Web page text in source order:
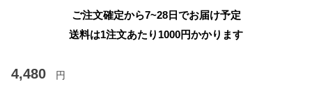
ご注文確定から7~28日でお届け予定
送料は1注文あたり 1000円かかります
4,480 円